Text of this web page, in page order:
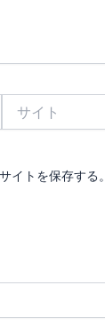
イトを保存する。